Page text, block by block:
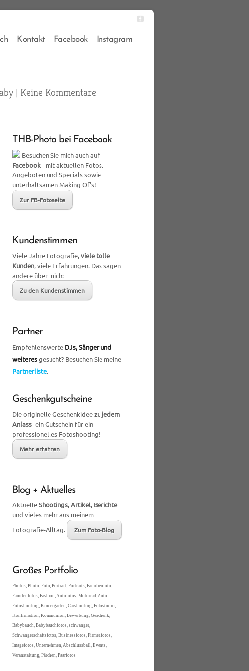
Kontakt Facebook Instagram
| Keine Kommentare
THB-Photo bei Facebook
Besuchen Sie mich auch auf
Facebook- mit aktuellen Fotos,
Angeboten und Specials sowie
unterhaltsamen Making Of's!
Zur FB-Fotoseite
Kundenstimmen
Viele Jahre Fotografie,viele tolle
Kunden, viele Erfahrungen. Das sagen
andere über mich:
Zu den Kundenstimmen
Partner
Empfehlenswerte DJs, Sänger und
weiteresgesucht? Besuchen Sie meine
Partnerliste.
Geschenkgutscheine
Die originelle Geschenkideezu jedem
Anlass- ein Gutschein für ein
professionelles Fotoshooting!
Mehr erfahren
Blog + Aktuelles
AktuelleShootings, Artikel, Berichte
und vieles mehr aus meinem
Fotografie-Alltag.
Zum Foto-Blog
Großes Portfolio
Photos, Photo, Foto, Portrait, Portraits, Familienfoto,
Familenfotos, Fashion, Autofotos, Motorrad, Auto
Fotoshooting, Kindergarten, Carshooting, Fotostudio,
Konfirmation, Kommunion, Bewerbung, Geschenk,
Babybauch, Babybauchfotos, schwanger,
Schwangerschaftsfotos, Businessfotos, Firmenfotos,
Imagefotos, Unternehmen, Abschlussball, Events,
Veranstaltung, Pärchen, Paarfotos